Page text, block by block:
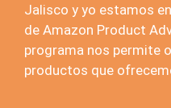
Jalisco y yo estamos
de Amazon Product
programa nos permite
productos que